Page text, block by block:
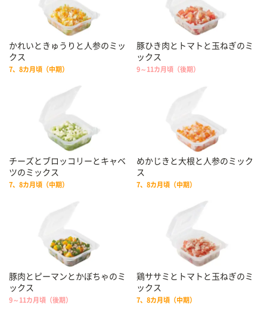
かれいときゅうりと人参のミッ
クス
7、8カ月頃（中期）
豚ひき肉とトマトと玉ねぎのミ
ックス
9～11カ月頃（後期）
チーズとブロッコリーとキャベ
ツのミックス
7、8カ月頃（中期）
めかじきと大根と人参のミック
ス
7、8カ月頃（中期）
豚肉とピーマンとかぼちゃのミ
ックス
9～11カ月頃（後期）
鶏ササミとトマトと玉ねぎのミ
ックス
7、8カ月頃（中期）